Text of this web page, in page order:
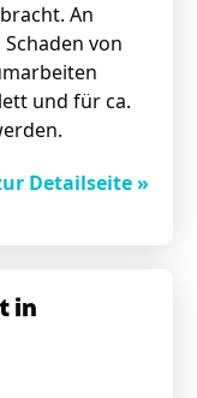
An
von
und für ca.
Detailseite »
in